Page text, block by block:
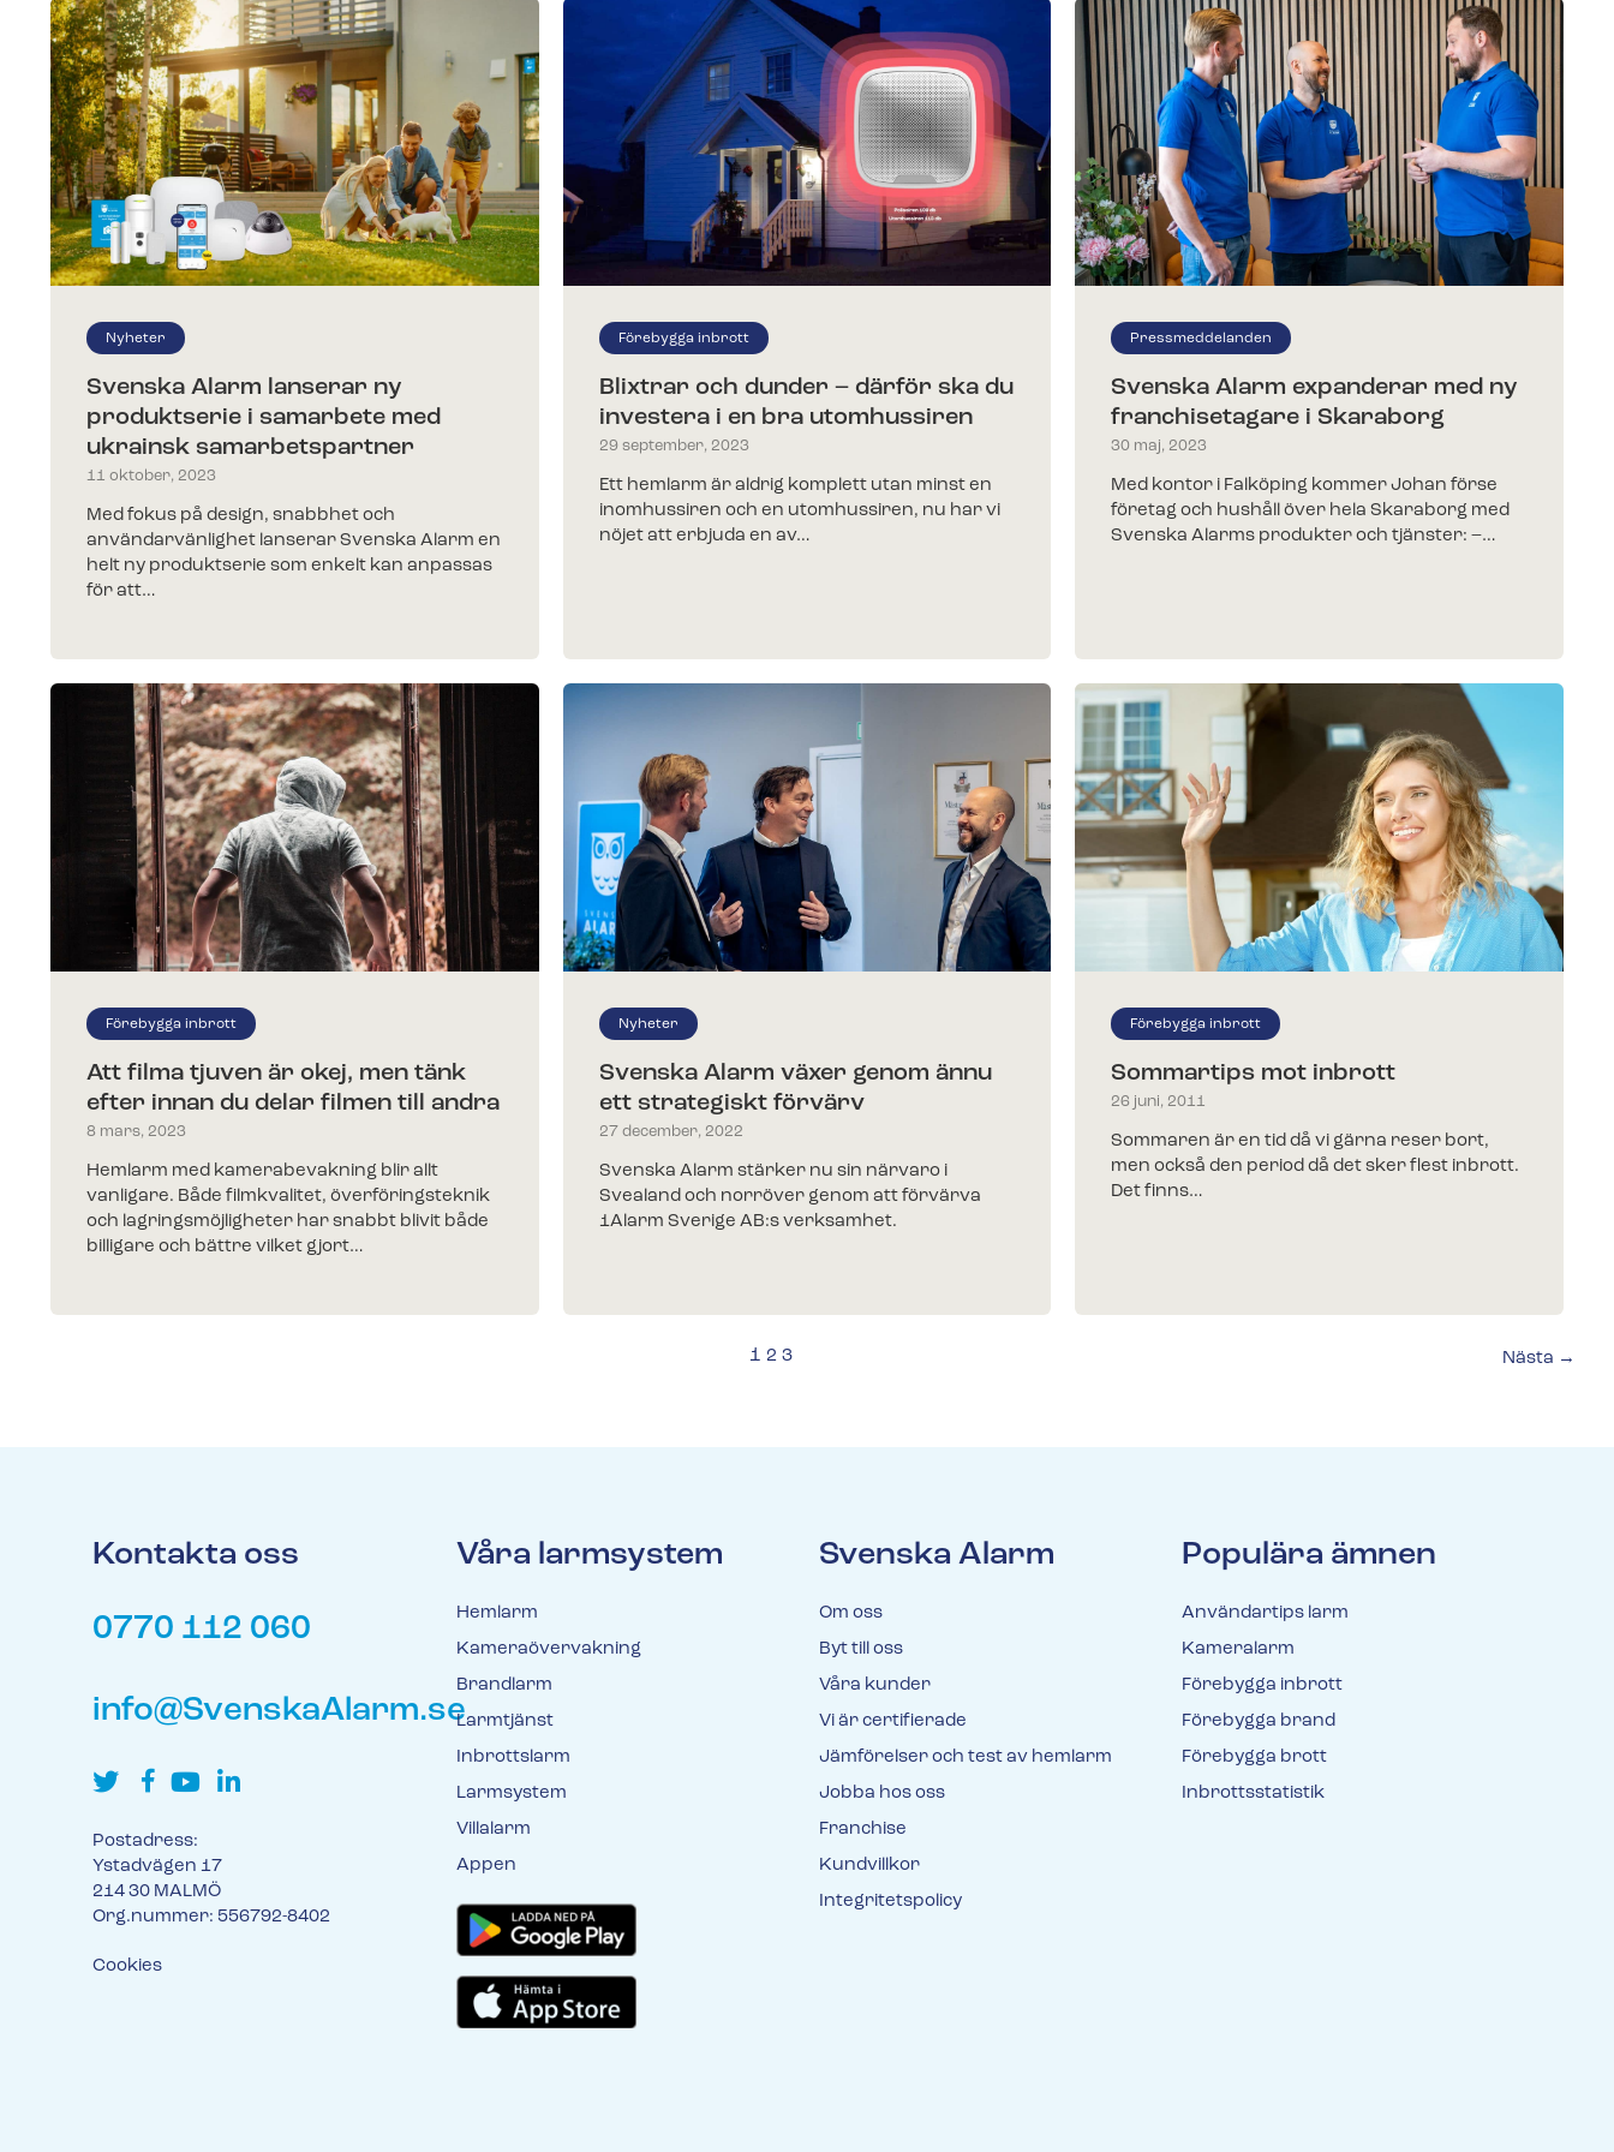
Nyheter
Svenska Alarm lanserar ny
produktserie i samarbete med
ukrainsk samarbetspartner
11 oktober, 2023
Med fokus på design, snabbhet och
användarvänlighet lanserar Svenska Alarm en
helt ny produktserie som enkelt kan anpassas
för att…
Förebygga inbrott
Blixtrar och dunder – därför ska du
investera i en bra utomhussiren
29 september, 2023
Ett hemlarm är aldrig komplett utan minst en
inomhussiren och en utomhussiren, nu har vi
nöjet att erbjuda en av…
Pressmeddelanden
Svenska Alarm expanderar med ny
franchisetagare i Skaraborg
30 maj, 2023
Med kontor i Falköping kommer Johan förse
företag och hushåll över hela Skaraborg med
Svenska Alarms produkter och tjänster: –…
Förebygga inbrott
Att filma tjuven är okej, men tänk
efter innan du delar filmen till andra
8 mars, 2023
Hemlarm med kamerabevakning blir allt
vanligare. Både filmkvalitet, överföringsteknik
och lagringsmöjligheter har snabbt blivit både
billigare och bättre vilket gjort…
Nyheter
Svenska Alarm växer genom ännu
ett strategiskt förvärv
27 december, 2022
Svenska Alarm stärker nu sin närvaro i
Svealand och norröver genom att förvärva
1Alarm Sverige AB:s verksamhet.
Förebygga inbrott
Sommartips mot inbrott
26 juni, 2011
Sommaren är en tid då vi gärna reser bort,
men också den period då det sker flest inbrott.
Det finns…
1 2 3 Nästa →
Kontakta oss
0770 112 060
info@SvenskaAlarm.se
Postadress:
Ystadvägen 17
214 30 MALMÖ
Org.nummer: 556792-8402
Cookies
Våra larmsystem
Hemlarm
Kameraövervakning
Brandlarm
Larmtjänst
Inbrottslarm
Larmsystem
Villalarm
Appen
Svenska Alarm
Om oss
Byt till oss
Våra kunder
Vi är certifierade
Jämförelser och test av hemlarm
Jobba hos oss
Franchise
Kundvillkor
Integritetspolicy
Populära ämnen
Användartips larm
Kameralarm
Förebygga inbrott
Förebygga brand
Förebygga brott
Inbrottsstatistik